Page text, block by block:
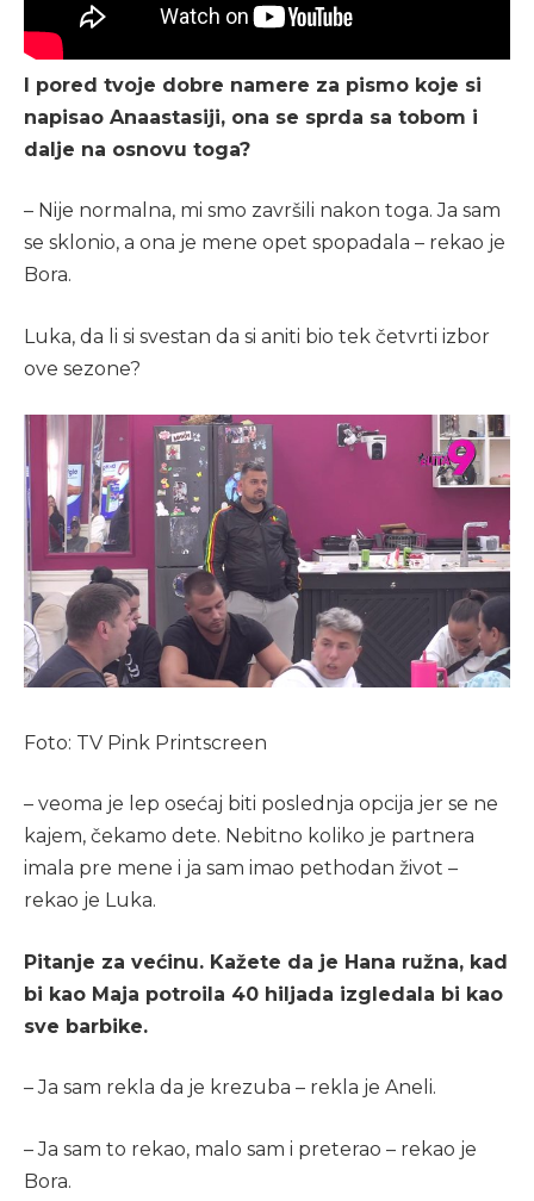
I pored tvoje dobre namere za pismo koje si
napisao Anaastasiji, ona se sprda sa tobom i
dalje na osnovu toga?
– Nije normalna, mi smo završili nakon toga. Ja sam
se sklonio, a ona je mene opet spopadala – rekao je
Bora.
Luka, da li si svestan da si aniti bio tek četvrti izbor
ove sezone?
Foto: TV Pink Printscreen
– veoma je lep osećaj biti poslednja opcija jer se ne
kajem, čekamo dete. Nebitno koliko je partnera
imala pre mene i ja sam imao pethodan život –
rekao je Luka.
Pitanje za većinu. Kažete da je Hana ružna, kad
bi kao Maja potroila 40 hiljada izgledala bi kao
sve barbike.
– Ja sam rekla da je krezuba – rekla je Aneli.
– Ja sam to rekao, malo sam i preterao – rekao je
Bora.